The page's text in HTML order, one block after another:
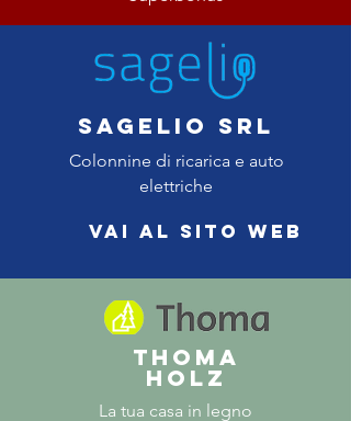
sagelio srl
Colonnine di ricarica e auto
elettriche
Vai al sito web
THOMA
HOLZ
La tua casa in legno